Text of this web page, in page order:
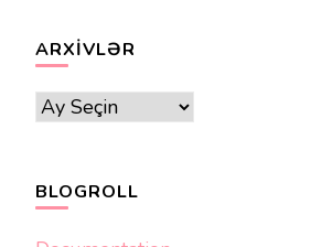
ARXIVLƏR
Arxivlər
BLOGROLL